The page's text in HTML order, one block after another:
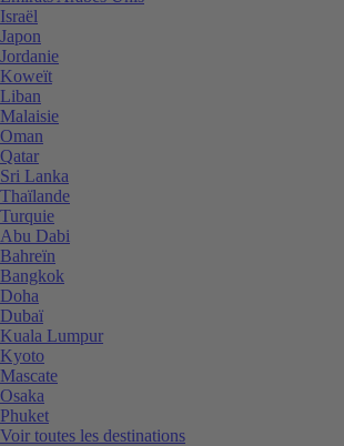
Israël
Japon
Jordanie
Koweït
Liban
Malaisie
Oman
Qatar
Sri Lanka
Thaïlande
Turquie
Abu Dabi
Bahreïn
Bangkok
Doha
Dubaï
Kuala Lumpur
Kyoto
Mascate
Osaka
Phuket
Voir toutes les destinations